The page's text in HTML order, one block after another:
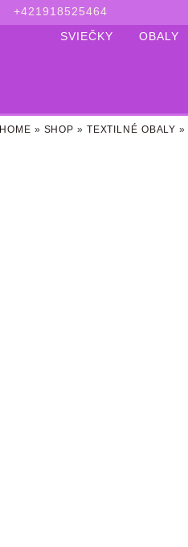
+421918525464
SVIEČKY
OBALY
HOME » SHOP » TEXTILNÉ OBALY »